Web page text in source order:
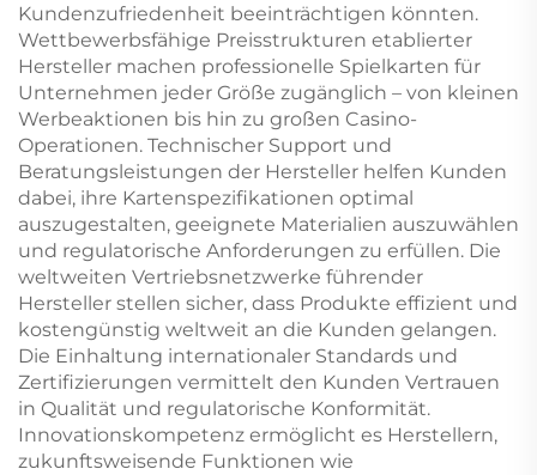
Kundenzufriedenheit beeinträchtigen könnten.
Wettbewerbsfähige Preisstrukturen etablierter
Hersteller machen professionelle Spielkarten für
Unternehmen jeder Größe zugänglich – von kleinen
Werbeaktionen bis hin zu großen Casino-
Operationen. Technischer Support und
Beratungsleistungen der Hersteller helfen Kunden
dabei, ihre Kartenspezifikationen optimal
auszugestalten, geeignete Materialien auszuwählen
und regulatorische Anforderungen zu erfüllen. Die
weltweiten Vertriebsnetzwerke führender
Hersteller stellen sicher, dass Produkte effizient und
kostengünstig weltweit an die Kunden gelangen.
Die Einhaltung internationaler Standards und
Zertifizierungen vermittelt den Kunden Vertrauen
in Qualität und regulatorische Konformität.
Innovationskompetenz ermöglicht es Herstellern,
zukunftsweisende Funktionen wie